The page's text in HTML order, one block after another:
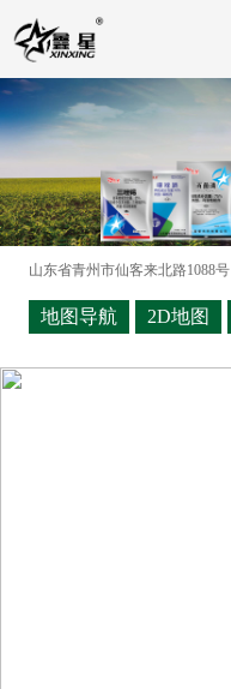
山东省青州市仙客来北路1088号
地图导航 2D地图